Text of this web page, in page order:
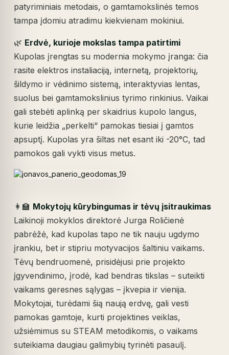
patyriminiais metodais, o gamtamokslinės temos
tampa įdomiu atradimu kiekvienam mokiniui.
🌿 Erdvė, kurioje mokslas tampa patirtimi
Kupolas įrengtas su modernia mokymo įranga: čia
rasite elektros instaliaciją, internetą, projektorių,
šildymo ir vėdinimo sistemą, interaktyvias lentas,
suolus bei gamtamokslinius tyrimo rinkinius. Vaikai
gali stebėti aplinką per skaidrius kupolo langus,
kurie leidžia „perkelti“ pamokas tiesiai į gamtos
apsuptį. Kupolas yra šiltas net esant iki -20°C, tad
pamokos gali vykti visus metus.
👩‍🏫 Mokytojų kūrybingumas ir tėvų įsitraukimas
Laikinoji mokyklos direktorė Jurga Roličienė
pabrėžė, kad kupolas tapo ne tik nauju ugdymo
įrankiu, bet ir stipriu motyvacijos šaltiniu vaikams.
Tėvų bendruomenė, prisidėjusi prie projekto
įgyvendinimo, įrodė, kad bendras tikslas – suteikti
vaikams geresnes sąlygas – įkvepia ir vienija.
Mokytojai, turėdami šią naują erdvę, gali vesti
pamokas gamtoje, kurti projektines veiklas,
užsiėmimus su STEAM metodikomis, o vaikams
suteikiama daugiau galimybių tyrinėti pasaulį.